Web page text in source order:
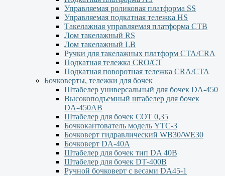
Управляемая роликовая платформа SS
Управляемая подкатная тележка HS
Такелажная управляемая платформа СТВ
Лом такелажный RS
Лом такелажный LB
Ручки для такелажных платформ СТА/CRA
Подкатная тележка CRO/CT
Подкатная поворотная тележка CRA/CTA
Бочковерты, тележки для бочек
Штабелер универсальный для бочек DA-450
Высокоподъемный штабелер для бочек
DА-450АВ
Штабелер для бочек СОТ 0,35
Бочкокантователь модель YTC-3
Бочковерт гидравлический WB30/WE30
Бочковерт DA-40A
Штабелер для бочек тип DA 40В
Штабелер для бочек DТ-400В
Ручной бочковерт с весами DА45-1